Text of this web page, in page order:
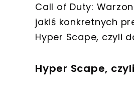
Call of Duty:
jakiś konkretnych
Hyper Scape, czyli
Hyper Scape,